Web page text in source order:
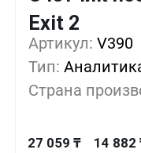
Exit 2
Артикул: V390
Тип:
Страна
27 059 ₸ 14 882
1+ 0%
5+ -
10+ -